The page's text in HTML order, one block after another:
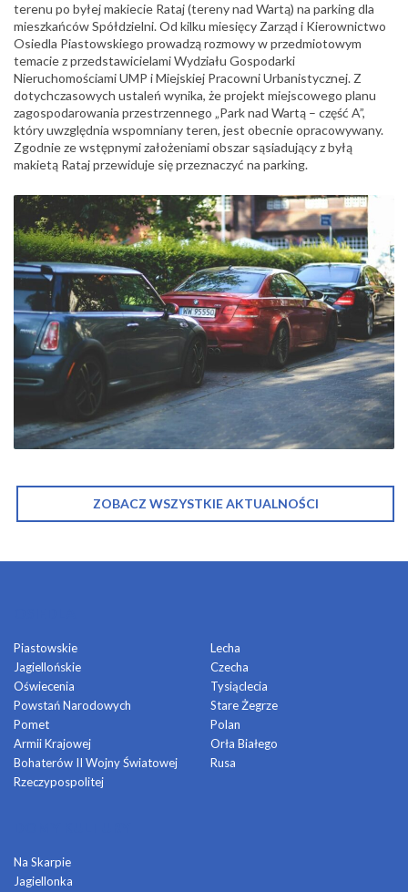
terenu po byłej makiecie Rataj (tereny nad Wartą) na parking dla
mieszkańców Spółdzielni. Od kilku miesięcy Zarząd i Kierownictwo
Osiedla Piastowskiego prowadzą rozmowy w przedmiotowym
temacie z przedstawicielami Wydziału Gospodarki
Nieruchomościami UMP i Miejskiej Pracowni Urbanistycznej. Z
dotychczasowych ustaleń wynika, że projekt miejscowego planu
zagospodarowania przestrzennego „Park nad Wartą – część A”,
który uwzględnia wspomniany teren, jest obecnie opracowywany.
Zgodnie ze wstępnymi założeniami obszar sąsiadujący z byłą
makietą Rataj przewiduje się przeznaczyć na parking.
ZOBACZ WSZYSTKIE AKTUALNOŚCI
Piastowskie
Jagiellońskie
Oświecenia
Powstań Narodowych
Pomet
Armii Krajowej
Bohaterów II Wojny Światowej
Rzeczypospolitej
Lecha
Czecha
Tysiąclecia
Stare Żegrze
Polan
Orła Białego
Rusa
Na Skarpie
Jagiellonka